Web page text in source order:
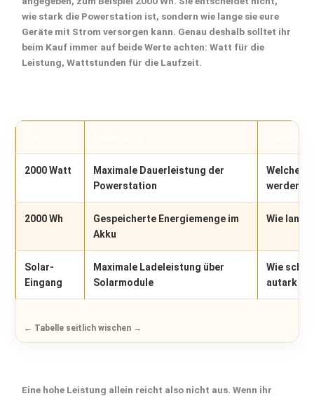
wie stark die Powerstation ist, sondern wie lange sie eure
Geräte mit Strom versorgen kann. Genau deshalb solltet ihr
beim Kauf immer auf beide Werte achten:Watt für die
Leistung,Wattstunden für die Laufzeit.
2000 Watt
Maximale Dauerleistung der
Powerstation
Welche
werden
2000 Wh
Gespeicherte Energiemenge im
Akku
Wie
Solar-
Eingang
Maximale Ladeleistung über
Solarmodule
Wie
autark
Eine hohe Leistung allein reicht also nicht aus. Wenn ihr